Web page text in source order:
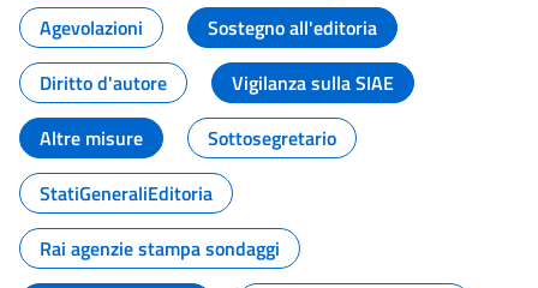
Agevolazioni
Sostegno all'editoria
Diritto d'autore
Vigilanza sulla SIAE
Altre misure
Sottosegretario
StatiGeneraliEditoria
Rai agenzie stampa sondaggi